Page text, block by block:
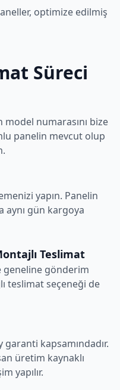
optimize edilmiş
Süreci
model numarasını bize
panelin mevcut olup
yapın. Panelin
aynı gün kargoya
Teslimat
geneline gönderim
teslimat seçeneği de
kapsamındadır.
üretim kaynaklı
yapılır.